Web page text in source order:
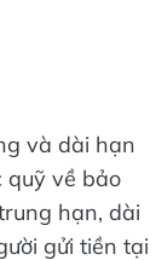
và dài hạn
quỹ về bảo
hạn, dài
gửi tiền tại